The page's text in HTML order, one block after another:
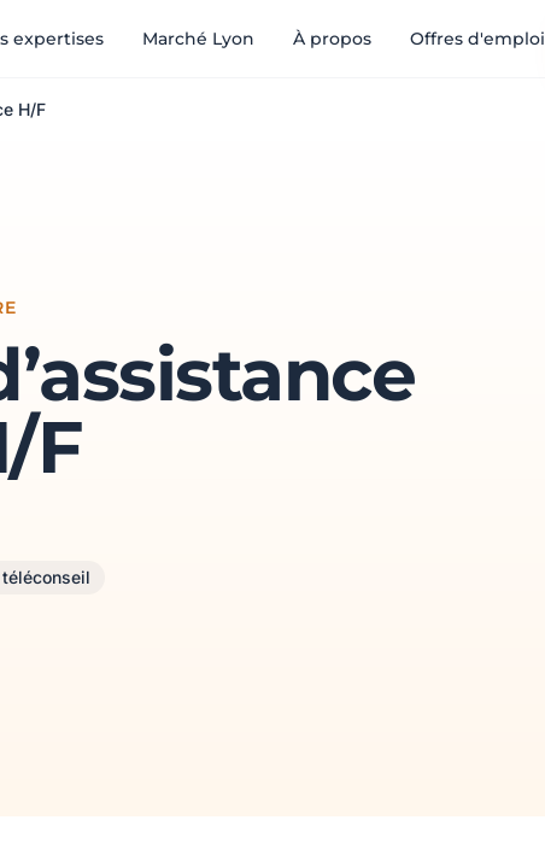
expertises Marché Lyon À propos Offres d'emploi
H/F
F